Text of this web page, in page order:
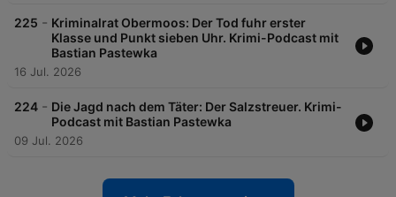
225 - Kriminalrat Obermoos: Der Tod fuhr erster
Klasse und Punkt sieben Uhr. Krimi-Podcast mit
Bastian Pastewka
16 Jul. 2026
224 - Die Jagd nach dem Täter: Der Salzstreuer. Krimi-
Podcast mit Bastian Pastewka
09 Jul. 2026